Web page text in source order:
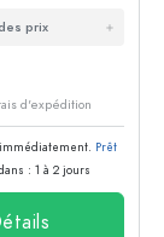
prix
d'expédition
Prêt
: 1 à 2 jours